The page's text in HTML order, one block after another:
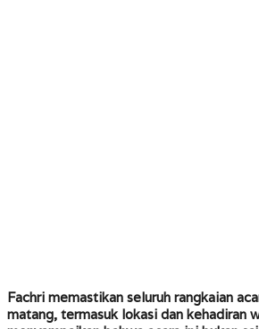
Fachri memastikan seluruh rangkaian
matang, termasuk lokasi dan kehadiran